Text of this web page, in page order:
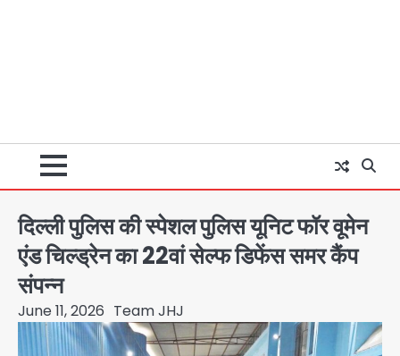
दिल्ली पुलिस की स्पेशल पुलिस यूनिट फॉर वूमेन
एंड चिल्ड्रेन का 22वां सेल्फ डिफेंस समर कैंप
संपन्न
June 11, 2026 Team JHJ